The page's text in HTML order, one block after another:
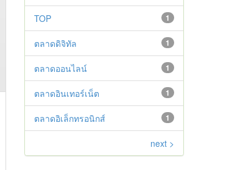
1
TOP
1
ตลาดดิจิทัล
1
ตลาดออนไลน์
1
ตลาดอินเทอร์เน็ต
1
ตลาดอิเล็กทรอนิกส์
next >